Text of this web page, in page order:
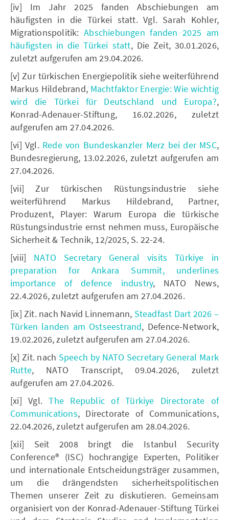
[iv] Im Jahr 2025 fanden Abschiebungen am
häufigsten in die Türkei statt. Vgl. Sarah Kohler,
Migrationspolitik:Abschiebungen fanden 2025 am
häufigsten in die Türkei statt, Die Zeit, 30.01.2026,
zuletzt aufgerufen am 29.04.2026.
[v] Zur türkischen Energiepolitik siehe weiterführend
Markus Hildebrand, Machtfaktor Energie: Wie wichtig
wird die Türkei für Deutschland und Europa?,
Konrad-Adenauer-Stiftung, 16.02.2026, zuletzt
aufgerufen am 27.04.2026.
[vi] Vgl. Rede von Bundeskanzler Merz bei der MSC,
Bundesregierung, 13.02.2026, zuletzt aufgerufen am
27.04.2026.
[vii] Zur türkischen Rüstungsindustrie siehe
weiterführend Markus Hildebrand, Partner,
Produzent, Player: Warum Europa die türkische
Rüstungsindustrie ernst nehmen muss, Europäische
Sicherheit & Technik, 12/2025, S. 22-24.
[viii] NATO Secretary General visits Türkiye in
preparation for Ankara Summit, underlines
importance of defence industry, NATO News,
22.4.2026, zuletzt aufgerufen am 27.04.2026.
[ix] Zit. nach Navid Linnemann, Steadfast Dart 2026 –
Türken landen am Ostseestrand, Defence-Network,
19.02.2026, zuletzt aufgerufen am 27.04.2026.
[x] Zit. nach Speech by NATO Secretary General Mark
Rutte, NATO Transcript, 09.04.2026, zuletzt
aufgerufen am 27.04.2026.
[xi] Vgl.The Republic of Türkiye Directorate of
Communications, Directorate of Communications,
22.04.2026, zuletzt aufgerufen am 28.04.2026.
[xii] Seit 2008 bringt die Istanbul Security
Conference® (ISC) hochrangige Experten, Politiker
und internationale Entscheidungsträger zusammen,
um die drängendsten sicherheitspolitischen
Themen unserer Zeit zu diskutieren. Gemeinsam
organisiert von der Konrad-Adenauer-Stiftung Türkei